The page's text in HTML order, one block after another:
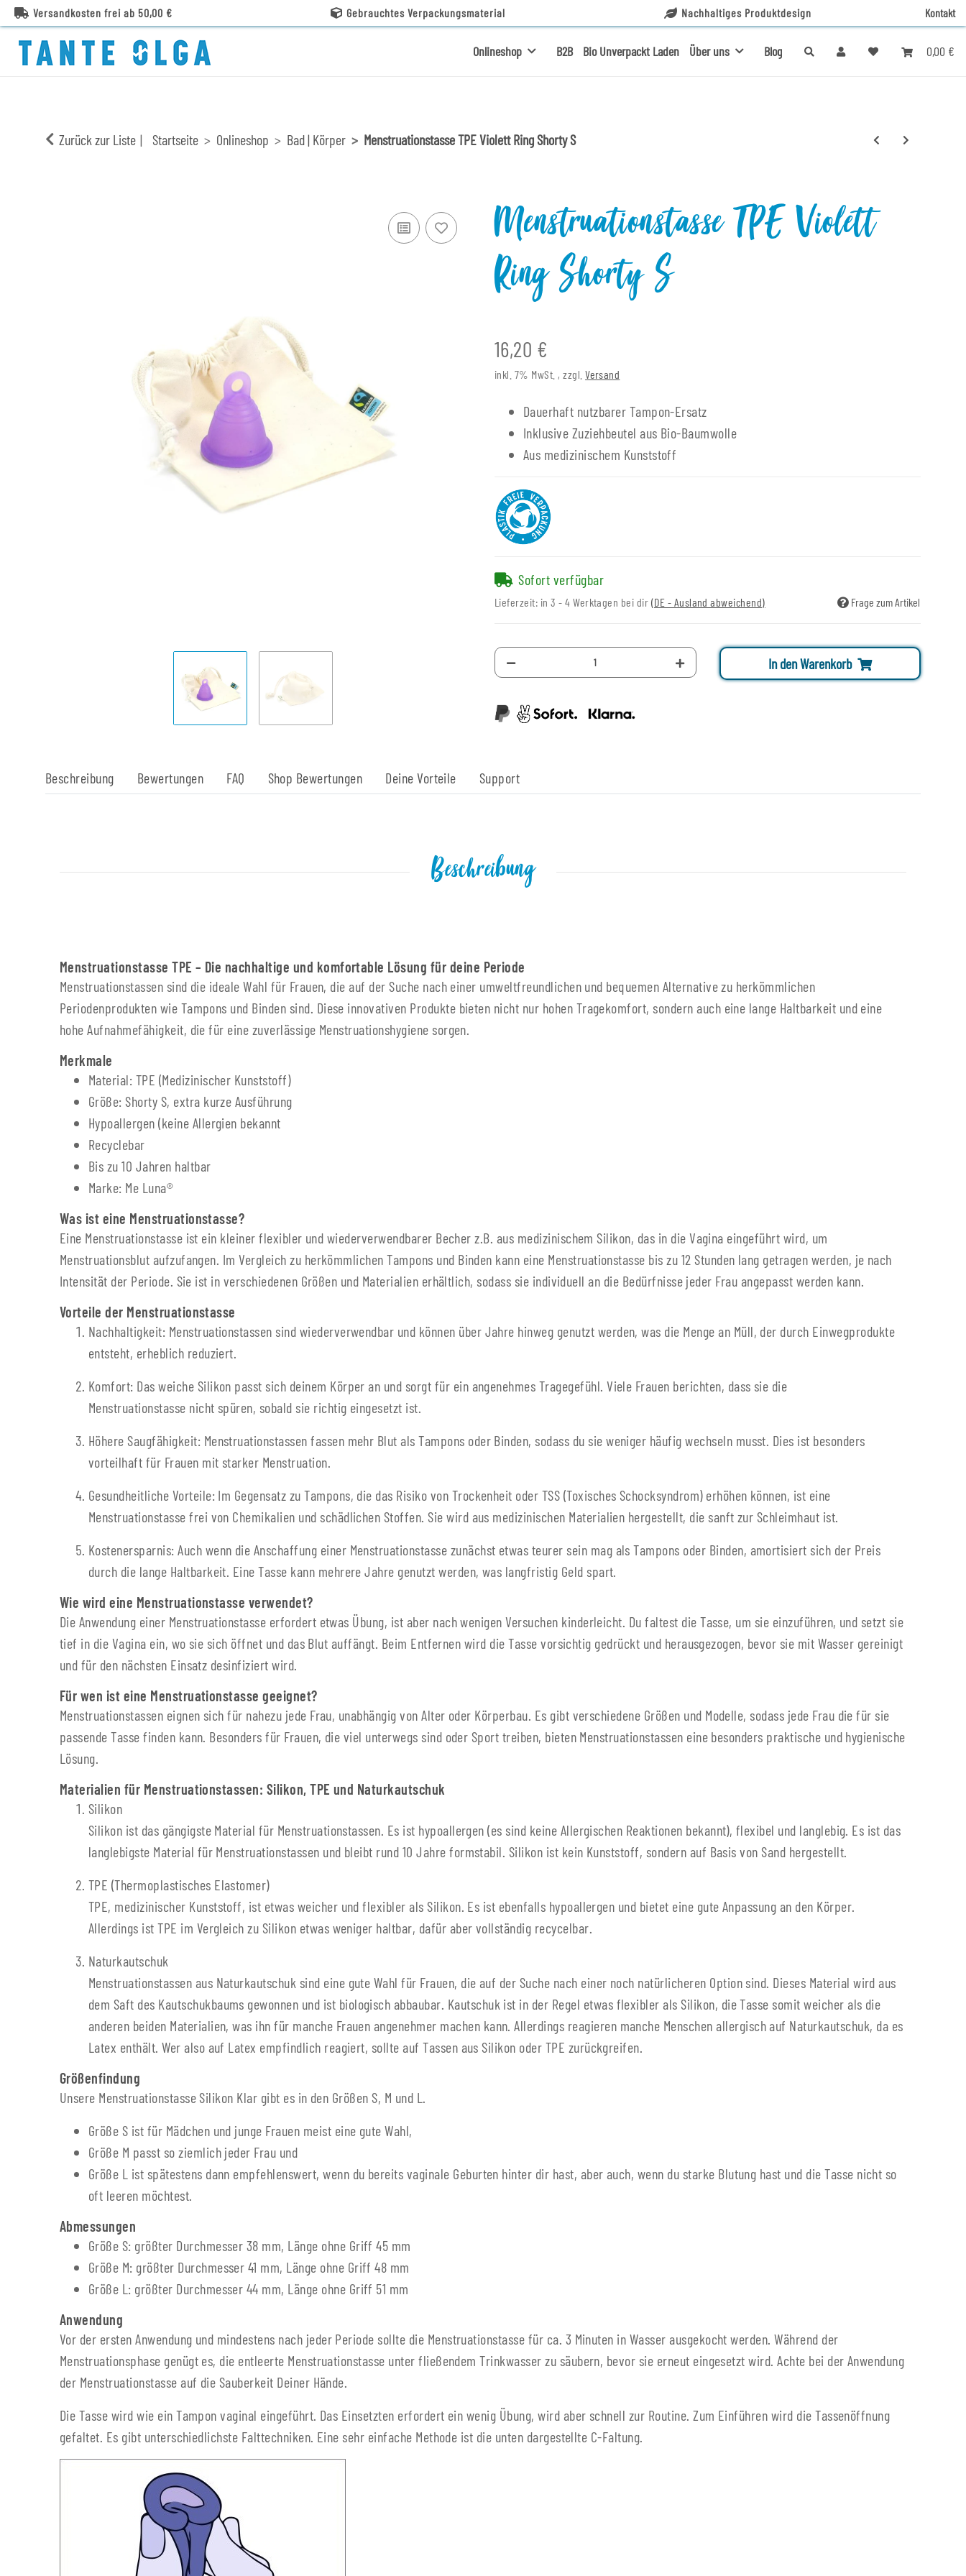
Versandkosten frei ab 50,00 € Gebrauchtes Verpackungsmaterial Nachhaltiges Produktdesign Kontakt
0,00 €
Onlineshop B2B Bio Unverpackt Laden Über uns Blog
Zurück zur Liste Startseite Onlineshop Bad | Körper Menstruationstasse TPE Violett Ring Shorty S
Menstruationstasse TPE Violett
Ring Shorty S
16,20 €
inkl. 7% MwSt. , zzgl.Versand
Dauerhaft nutzbarer Tampon-Ersatz
Inklusive Zuziehbeutel aus Bio-Baumwolle
Aus medizinischem Kunststoff
Sofort verfügbar
Lieferzeit: in 3 - 4 Werktagen bei dir (DE - Ausland abweichend) Frage zum Artikel
In den Warenkorb
Beschreibung Bewertungen FAQ Shop Bewertungen Deine Vorteile Support
Beschreibung
Menstruationstasse TPE – Die nachhaltige und komfortable Lösung für deine Periode
Menstruationstassen sind die ideale Wahl für Frauen, die auf der Suche nach einer umweltfreundlichen und bequemen Alternative zu herkömmlichen
Periodenprodukten wie Tampons und Binden sind. Diese innovativen Produkte bieten nicht nur hohen Tragekomfort, sondern auch eine lange Haltbarkeit und eine
hohe Aufnahmefähigkeit, die für eine zuverlässige Menstruationshygiene sorgen.
Merkmale
Material: TPE (Medizinischer Kunststoff)
Größe: Shorty S, extra kurze Ausführung
Hypoallergen (keine Allergien bekannt
Recyclebar
Bis zu 10 Jahren haltbar
Marke: Me Luna®
Was ist eine Menstruationstasse?
Eine Menstruationstasse ist ein kleiner flexibler und wiederverwendbarer Becher z.B. aus medizinischem Silikon, das in die Vagina eingeführt wird, um
Menstruationsblut aufzufangen. Im Vergleich zu herkömmlichen Tampons und Binden kann eine Menstruationstasse bis zu 12 Stunden lang getragen werden, je nach
Intensität der Periode. Sie ist in verschiedenen Größen und Materialien erhältlich, sodass sie individuell an die Bedürfnisse jeder Frau angepasst werden kann.
Vorteile der Menstruationstasse
Nachhaltigkeit: Menstruationstassen sind wiederverwendbar und können über Jahre hinweg genutzt werden, was die Menge an Müll, der durch Einwegprodukte
entsteht, erheblich reduziert.
Komfort: Das weiche Silikon passt sich deinem Körper an und sorgt für ein angenehmes Tragegefühl. Viele Frauen berichten, dass sie die
Menstruationstasse nicht spüren, sobald sie richtig eingesetzt ist.
Höhere Saugfähigkeit: Menstruationstassen fassen mehr Blut als Tampons oder Binden, sodass du sie weniger häufig wechseln musst. Dies ist besonders
vorteilhaft für Frauen mit starker Menstruation.
Gesundheitliche Vorteile: Im Gegensatz zu Tampons, die das Risiko von Trockenheit oder TSS (Toxisches Schocksyndrom) erhöhen können, ist eine
Menstruationstasse frei von Chemikalien und schädlichen Stoffen. Sie wird aus medizinischen Materialien hergestellt, die sanft zur Schleimhaut ist.
Kostenersparnis: Auch wenn die Anschaffung einer Menstruationstasse zunächst etwas teurer sein mag als Tampons oder Binden, amortisiert sich der Preis
durch die lange Haltbarkeit. Eine Tasse kann mehrere Jahre genutzt werden, was langfristig Geld spart.
Wie wird eine Menstruationstasse verwendet?
Die Anwendung einer Menstruationstasse erfordert etwas Übung, ist aber nach wenigen Versuchen kinderleicht. Du faltest die Tasse, um sie einzuführen, und setzt sie
tief in die Vagina ein, wo sie sich öffnet und das Blut auffängt. Beim Entfernen wird die Tasse vorsichtig gedrückt und herausgezogen, bevor sie mit Wasser gereinigt
und für den nächsten Einsatz desinfiziert wird.
Für wen ist eine Menstruationstasse geeignet?
Menstruationstassen eignen sich für nahezu jede Frau, unabhängig von Alter oder Körperbau. Es gibt verschiedene Größen und Modelle, sodass jede Frau die für sie
passende Tasse finden kann. Besonders für Frauen, die viel unterwegs sind oder Sport treiben, bieten Menstruationstassen eine besonders praktische und hygienische
Lösung.
Materialien für Menstruationstassen: Silikon, TPE und Naturkautschuk
Silikon
Silikon ist das gängigste Material für Menstruationstassen. Es ist hypoallergen (es sind keine Allergischen Reaktionen bekannt), flexibel und langlebig. Es ist das
langlebigste Material für Menstruationstassen und bleibt rund 10 Jahre formstabil. Silikon ist kein Kunststoff, sondern auf Basis von Sand hergestellt.
TPE (Thermoplastisches Elastomer)
TPE, medizinischer Kunststoff, ist etwas weicher und flexibler als Silikon. Es ist ebenfalls hypoallergen und bietet eine gute Anpassung an den Körper.
Allerdings ist TPE im Vergleich zu Silikon etwas weniger haltbar, dafür aber vollständig recycelbar.
Naturkautschuk
Menstruationstassen aus Naturkautschuk sind eine gute Wahl für Frauen, die auf der Suche nach einer noch natürlicheren Option sind. Dieses Material wird aus
dem Saft des Kautschukbaums gewonnen und ist biologisch abbaubar. Kautschuk ist in der Regel etwas flexibler als Silikon, die Tasse somit weicher als die
anderen beiden Materialien, was ihn für manche Frauen angenehmer machen kann. Allerdings reagieren manche Menschen allergisch auf Naturkautschuk, da es
Latex enthält. Wer also auf Latex empfindlich reagiert, sollte auf Tassen aus Silikon oder TPE zurückgreifen.
Größenfindung
Unsere Menstruationstasse Silikon Klar gibt es in den Größen S, M und L.
Größe S ist für Mädchen und junge Frauen meist eine gute Wahl,
Größe M passt so ziemlich jeder Frau und
Größe L ist spätestens dann empfehlenswert, wenn du bereits vaginale Geburten hinter dir hast, aber auch, wenn du starke Blutung hast und die Tasse nicht so
oft leeren möchtest.
Abmessungen
Größe S: größter Durchmesser 38 mm, Länge ohne Griff 45 mm
Größe M: größter Durchmesser 41 mm, Länge ohne Griff 48 mm
Größe L: größter Durchmesser 44 mm, Länge ohne Griff 51 mm
Anwendung
Vor der ersten Anwendung und mindestens nach jeder Periode sollte die Menstruationstasse für ca. 3 Minuten in Wasser ausgekocht werden. Während der
Menstruationsphase genügt es, die entleerte Menstruationstasse unter fließendem Trinkwasser zu säubern, bevor sie erneut eingesetzt wird. Achte bei der Anwendung
der Menstruationstasse auf die Sauberkeit Deiner Hände.
Die Tasse wird wie ein Tampon vaginal eingeführt. Das Einsetzten erfordert ein wenig Übung, wird aber schnell zur Routine. Zum Einführen wird die Tassenöffnung
gefaltet. Es gibt unterschiedlichste Falttechniken. Eine sehr einfache Methode ist die unten dargestellte C-Faltung.